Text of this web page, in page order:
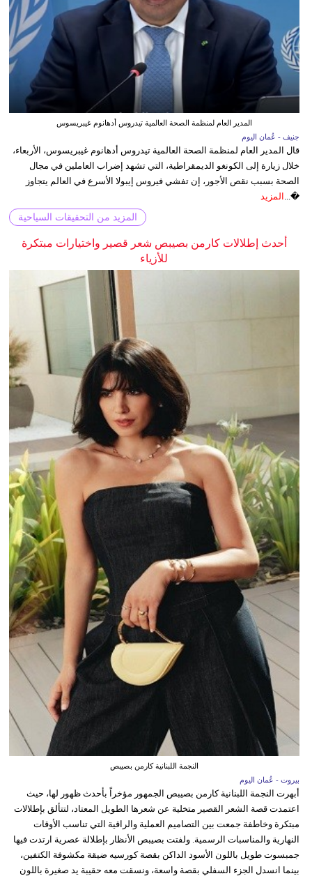
المدير العام لمنظمة الصحة العالمية تيدروس أدهانوم غيبريسوس
جنيف - عُمان اليوم
قال المدير العام لمنظمة الصحة العالمية تيدروس أدهانوم غيبريسوس، الأربعاء،
خلال زيارة إلى الكونغو الديمقراطية، التي تشهد إضراب العاملين في مجال
الصحة بسبب نقص الأجور، إن تفشي فيروس إيبولا الأسرع في العالم يتجاوز
�... المزيد
المزيد من التحقيقات السياحية
أحدث إطلالات كارمن بصيبص شعر قصير واختيارات مبتكرة
للأزياء
النجمة اللبنانية كارمن بصيبص
بيروت - عُمان اليوم
أبهرت النجمة اللبنانية كارمن بصيبص الجمهور مؤخراً بأحدث ظهور لها، حيث
اعتمدت قصة الشعر القصير متخلية عن شعرها الطويل المعتاد، لتتألق بإطلالات
مبتكرة وخاطفة جمعت بين التصاميم العملية والراقية التي تناسب الأوقات
النهارية والمناسبات الرسمية. ولفتت بصيبص الأنظار بإطلالة عصرية ارتدت فيها
جمبسوت طويل باللون الأسود الداكن بقصة كورسيه ضيقة مكشوفة الكتفين،
بينما انسدل الجزء السفلي بقصة واسعة، ونسقت معه حقيبة يد صغيرة باللون